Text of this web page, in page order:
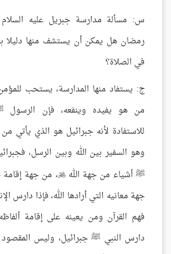
س: مسألة مدارسة جبريل عليه
رمضان هل يمكن أن يستشف منها دليلا
في الصلاة؟
ج: يستفاد منها المدارسة، يستحب
من هو يفيده وينفعه، فإن
للاستفادة لأنه جبرائيل هو الذي يأتي
وهو السفير بين الله وبين الرسل،
ﷺ أشياء من جهة الله، من جهة
جهة معانيه التي أرادها الله، فإذا دارس
فهم القرآن ومن يعينه على إقامة
دارس النبي ﷺ جبرائيل، وليس